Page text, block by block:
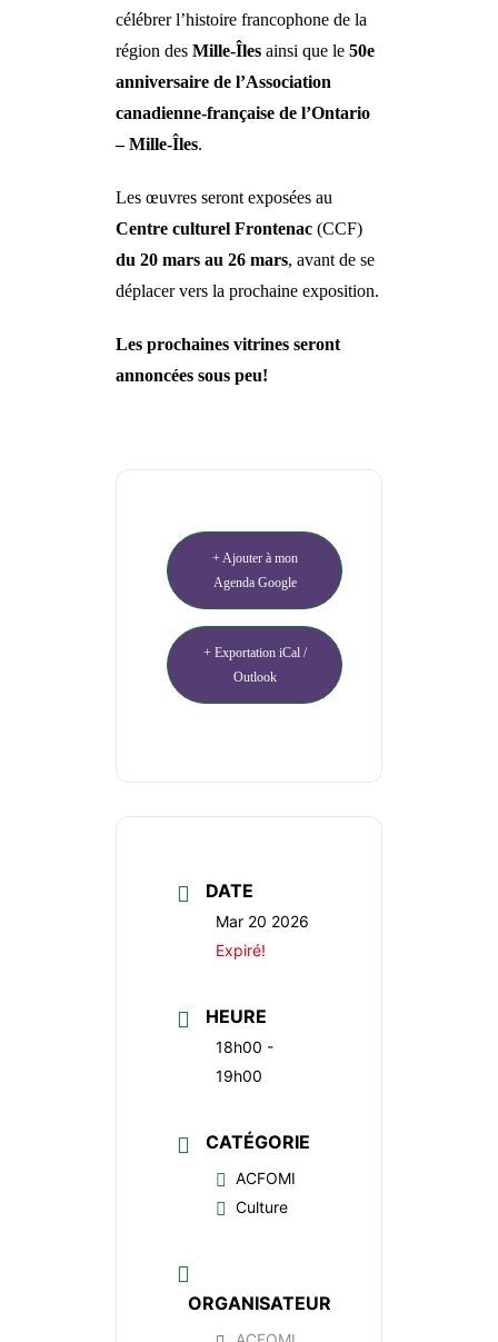
célébrer l’histoire francophone de la
région des Mille-Îles ainsi que le 50e
anniversaire de l’Association
canadienne-française de l’Ontario
– Mille‑Îles.
Les œuvres seront exposées au
Centre culturel Frontenac (CCF)
du 20 mars au 26 mars, avant de se
déplacer vers la prochaine exposition.
Les prochaines vitrines seront
annoncées sous peu!
+ Ajouter à mon
Agenda Google
+ Exportation iCal /
Outlook
DATE
Mar 20 2026
Expiré!
HEURE
18h00 -
19h00
CATÉGORIE
ACFOMI
Culture
ORGANISATEUR